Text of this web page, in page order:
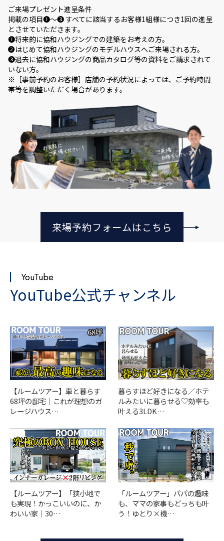
ご来場プレゼント進呈条件
掲載の項目❶～❸ すべてに該当するお客様1組様につき1回の進呈
とさせていただきます。
❶将来的に協和ハウジングでの建築をお考えの方。
❷はじめて協和ハウジングのモデルハウスへご来場される方。
❸過去に協和ハウジングの商品カタログ等の資料をご請求されて
いない方。
※［事前予約のお客様］店舗の予約状況によっては、ご予約時間
帯等を調整いただく場合があります。
来場予約フォームはこちら
YouTube
YouTube公式チャンネル
【ルームツアー】車と暮らす
68坪の邸宅｜これが理想のガ
レージハウス…
暮らすほど好きになる／ホテ
ルみたいに暮らせる♡効率も
叶える3LDK…
【ルームツアー】「狭小地で
も実現！かっこいいのに、か
わいい家｜30…
「ルームツアー」パパの趣味
も、ママの家事もどっちも叶
う！ゆとり×機…